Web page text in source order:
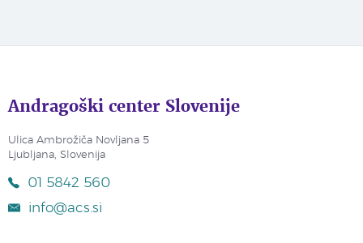
Andragoški center Slovenije
Ulica Ambrožiča Novljana 5
Ljubljana, Slovenija
01 5842 560
info@acs.si